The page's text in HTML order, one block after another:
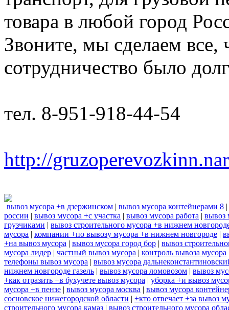
товара в любой город
Звоните, мы сделаем
сотрудничество было
тел. 8-951-918-44-54
http://
вывоз мусора +в дзержинском | вывоз мусора контейнерами 8 |
россии | вывоз мусора +с участка | вывоз мусора работа | вывоз
грузчиками | вывоз строительного мусора +в нижнем
мусора | компании +по вывозу мусора +в нижнем новгороде |
+на вывоз мусора | вывоз мусора город бор | вывоз
мусора лидер | частный вывоз мусора | контроль вывоза мусора
телефоны вывоз мусора | вывоз мусора
нижнем новгороде газель | вывоз мусора ломовозом | вывоз
+как отразить +в бухучете вывоз мусора | уборка +и вывоз
мусора +в пензе | вывоз мусора москва | вывоз мусора
сосновское нижегородской области | +кто отвечает +за вывоз
строительного мусора камаз | вывоз строительного мусора